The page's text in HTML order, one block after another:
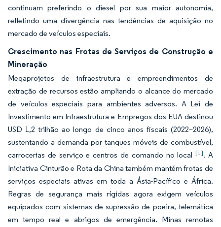
continuam preferindo o diesel por sua maior autonomia,
refletindo uma divergência nas tendências de aquisição no
mercado de veículos especiais.
Crescimento nas Frotas de Serviços de Construção e
Mineração
Megaprojetos de infraestrutura e empreendimentos de
extração de recursos estão ampliando o alcance do mercado
de veículos especiais para ambientes adversos. A Lei de
Investimento em Infraestrutura e Empregos dos EUA destinou
USD 1,2 trilhão ao longo de cinco anos fiscais (2022–2026),
sustentando a demanda por tanques móveis de combustível,
carrocerias de serviço e centros de comando no local[1]. A
Iniciativa Cinturão e Rota da China também mantém frotas de
serviços especiais ativas em toda a Ásia-Pacífico e África.
Regras de segurança mais rígidas agora exigem veículos
equipados com sistemas de supressão de poeira, telemática
em tempo real e abrigos de emergência. Minas remotas